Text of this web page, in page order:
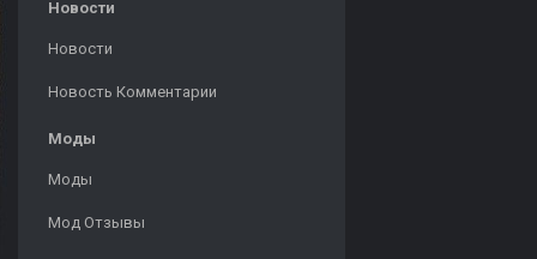
Новости
Новости
Новость Комментарии
Моды
Моды
Мод Отзывы